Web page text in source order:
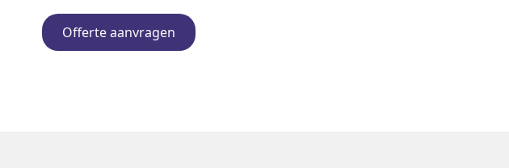
Offerte aanvragen